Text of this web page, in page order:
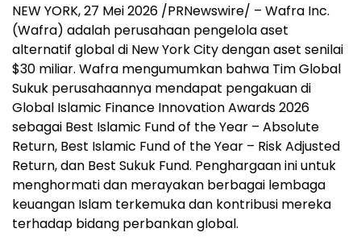
NEW YORK,27 Mei 2026 /PRNewswire/ – Wafra Inc.
(Wafra) adalah perusahaan pengelola aset
alternatif global di New York City dengan aset senilai
$30 miliar. Wafra mengumumkan bahwa Tim Global
Sukuk perusahaannya mendapat pengakuan di
Global Islamic Finance Innovation Awards 2026
sebagai Best Islamic Fund of the Year – Absolute
Return, Best Islamic Fund of the Year – Risk Adjusted
Return, dan Best Sukuk Fund. Penghargaan ini untuk
menghormati dan merayakan berbagai lembaga
keuangan Islam terkemuka dan kontribusi mereka
terhadap bidang perbankan global.